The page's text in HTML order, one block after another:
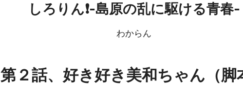
しろりん❗️-島原の乱に駆ける青春-
わからん
第２話、好き好き美和ちゃん（脚